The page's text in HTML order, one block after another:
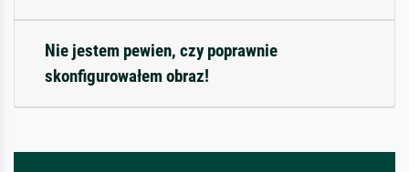
Nie jestem pewien, czy poprawnie
skonfigurowałem obraz!